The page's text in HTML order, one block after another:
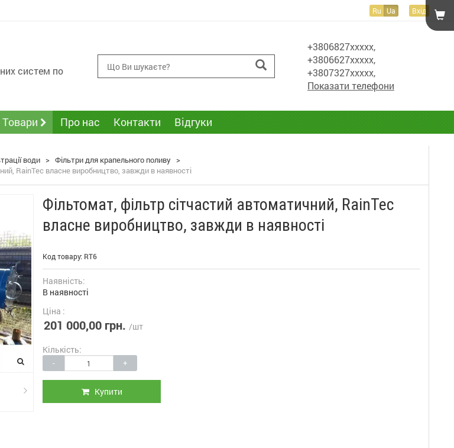
Ru Ua Вхід
систем по
+3806827xxxxx,
+3806627xxxxx,
+3807327xxxxx,
Показати телефони
Товари Про нас Контакти Відгуки
води > Фільтри для крапельного поливу >
RainTec власне виробництво, завжди в наявності
Фільтомат, фільтр сітчастий автоматичний, RainTec
власне виробництво, завжди в наявності
Код товару: RT6
Наявність:
В наявності
Ціна :
201 000,00 грн. /шт
Кількість:
- +
Купити